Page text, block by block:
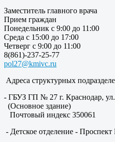
Заместитель главного врача
Прием граждан
Понедельник с 9:00 до 11:00
Среда с 15:00 до 17:00
Четверг с 9:00 до 11:00
8(861)-237-25-77
pol27@kmivc.ru
Адреса структурных
- ГБУЗ ГП № 27 г. Краснодар,
(Основное здание)
Почтовый индекс 350061
- Детское отделение -